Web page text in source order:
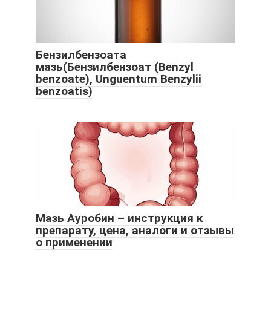
Бензилбензоата
мазь(Бензилбензоат (Benzyl
benzoate), Unguentum Benzylii
benzoatis)
Мазь Ауробин – инструкция к
препарату, цена, аналоги и отзывы
о применении